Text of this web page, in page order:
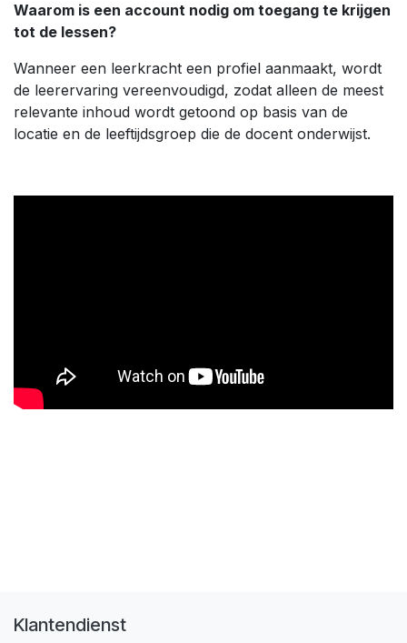
Waarom is een account nodig om toegang te krijgen
tot de lessen?
Wanneer een leerkracht een profiel aanmaakt, wordt
de leerervaring vereenvoudigd, zodat alleen de meest
relevante inhoud wordt getoond op basis van de
locatie en de leeftijdsgroep die de docent onderwijst.
Klantendienst